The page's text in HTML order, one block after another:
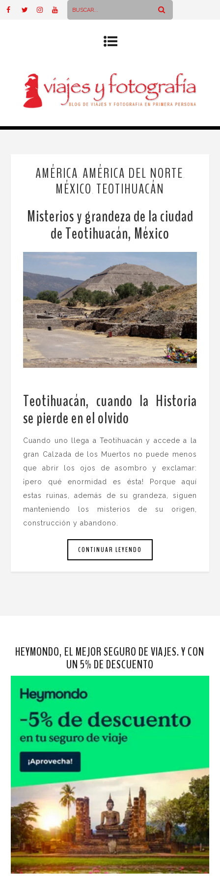
AMÉRICA AMÉRICA DEL NORTE
MÉXICO TEOTIHUACÁN
Misterios y grandeza de la ciudad
de Teotihuacán, México
Teotihuacán, cuando la Historia
se pierde en el olvido
Cuando uno llega a Teotihuacán y accede a la
gran Calzada de los Muertos no puede menos
que abrir los ojos de asombro y exclamar:
¡pero qué enormidad es ésta! Porque aquí
estas ruinas, además de su grandeza, siguen
manteniendo los misterios de su origen,
construcción y abandono.
CONTINUAR LEYENDO
HEYMONDO, EL MEJOR SEGURO DE VIAJES. Y CON
UN 5% DE DESCUENTO